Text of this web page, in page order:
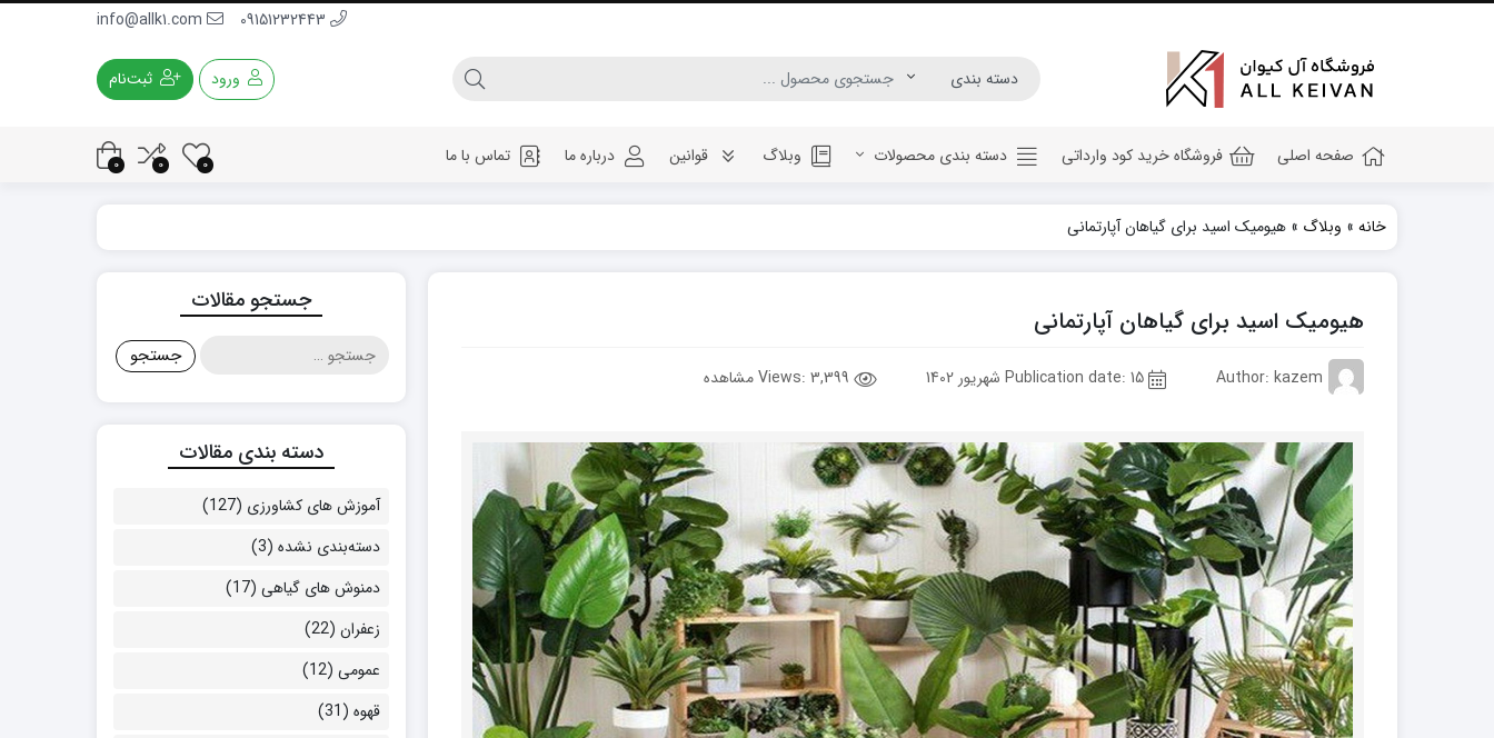
ورود ثبت‌نام
صفحه اصلی فروشگاه خرید کود وارداتی دسته بندی محصولات
کود کامل ۲۰ ۲۰ ۲۰
کود npk
کود آهن
کود فسفر بالا
کود گلدهی(کود ۱۲ ۱۲ ۳۶)
کود آمینو اسید
کود فروت ست
کود گیاهان آپارتمانی
وبلاگ قوانین درباره ما تماس با ما 0
0
0
خانه » وبلاگ » هیومیک اسید برای گیاهان آپارتمانی
هیومیک اسید برای گیاهان آپارتمانی
Author: kazem 3,399 مشاهده
جستجو مقالات
جستجو
برای:
دسته بندی مقالات
آموزش های کشاورزی (127)
دسته‌بندی نشده (3)
دمنوش های گیاهی (17)
زعفران (22)
عمومی (12)
قهوه (31)